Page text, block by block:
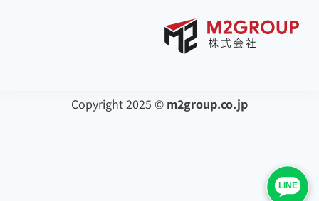
Copyright 2025 © m2group.co.jp
LINE